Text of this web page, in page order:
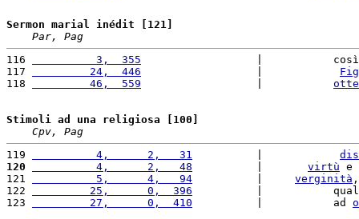
Sermon marial inédit [121]
Par, Pag
116
          3,  355
|
117
         24,  446
118
         46,  559
Stimoli ad una religiosa [100]
Cpv, Pag
119
          4,      2,   31
120
          4,      2,   48
virtù e
121
          5,      4,   94
verginità
122
         25,      0,  396
|
123
         27,      0,  410
          |           ad